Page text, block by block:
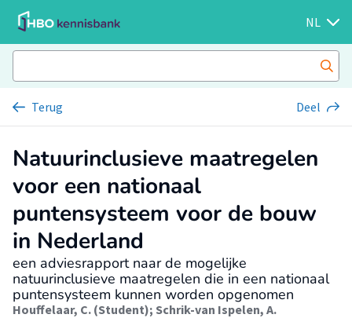
NL
Terug Deel
Natuurinclusieve maatregelen
voor een nationaal
puntensysteem voor de bouw
in Nederland
een adviesrapport naar de mogelijke
natuurinclusieve maatregelen die in een nationaal
puntensysteem kunnen worden opgenomen
Houffelaar, C. (Student); Schrik-van Ispelen, A.